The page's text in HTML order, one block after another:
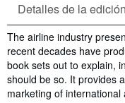
Detalles de la edición
Sinopsis
The airline industry
recent decades have
book sets out to explain,
should be so. It provides
marketing of international